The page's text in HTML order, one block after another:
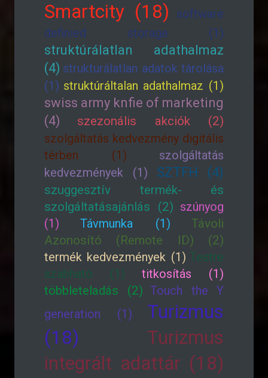
Smartcity (18)
software
definied storage (1)
struktúrálatlan adathalmaz
(4) strukturálatlan adatok tárolása
(1) struktúráltalan adathalmaz (1)
swiss army knfie of marketing
(4)
szezonális akciók (2)
szolgáltatás kedvezmény digitális
térben (1)
szolgáltatás
kedvezmények (1)
SZTFH (4)
szuggesztív termék- és
szolgáltatásajánlás (2) szúnyog
(1)
Távmunka (1)
Távoli
Azonosító (Remote ID) (2)
termék kedvezmények (1) Testre
szabható (1)
titkosítás (1)
többleteladás (2) Touch the Y
generation (1)
Turizmus
(18)
Turizmus
integrált adattár (18)